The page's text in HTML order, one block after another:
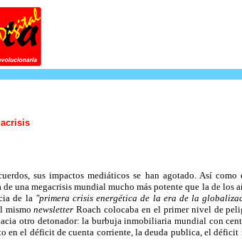
sus impactos mediáticos se han agotado. Así como
una megacrisis mundial mucho más potente que la de los
de la "primera crisis energética de la era de la
mismonewsletter Roach colocaba en el primer nivel de
otro detonador: la burbuja inmobiliaria mundial con
en el déficit de cuenta corriente, la deuda publica, el déficit